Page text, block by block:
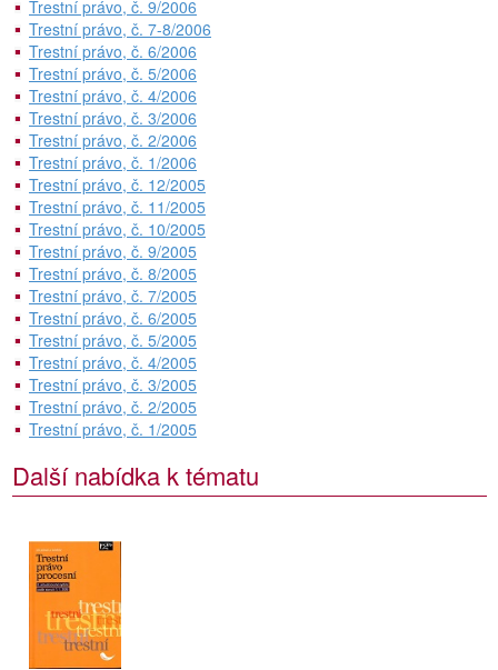
Trestní právo, č. 9/2006
Trestní právo, č. 7-8/2006
Trestní právo, č. 6/2006
Trestní právo, č. 5/2006
Trestní právo, č. 4/2006
Trestní právo, č. 3/2006
Trestní právo, č. 2/2006
Trestní právo, č. 1/2006
Trestní právo, č. 12/2005
Trestní právo, č. 11/2005
Trestní právo, č. 10/2005
Trestní právo, č. 9/2005
Trestní právo, č. 8/2005
Trestní právo, č. 7/2005
Trestní právo, č. 6/2005
Trestní právo, č. 5/2005
Trestní právo, č. 4/2005
Trestní právo, č. 3/2005
Trestní právo, č. 2/2005
Trestní právo, č. 1/2005
Další nabídka k tématu